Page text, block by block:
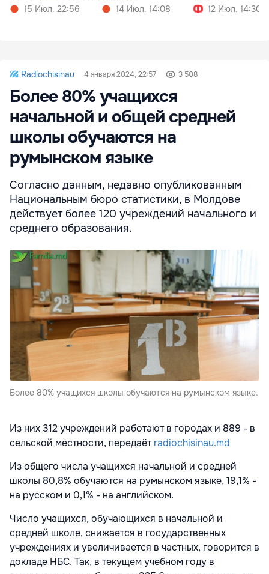
15 Июл. 22:56
14 Июл. 14:08
12 Июл. 14:30
Radiochisinau 4 января 2024, 22:57 3 508
Более 80% учащихся
начальной и общей средней
школы обучаются на
румынском языке
Согласно данным, недавно опубликованным
Национальным бюро статистики, в Молдове
действует более 120 учреждений начального и
среднего образования.
Более 80% учащихся школы обучаются на румынском языке.
Из них 312 учреждений работают в городах и 889 - в
сельской местности, передаётradiochisinau.md
Из общего числа учащихся начальной и средней
школы 80,8% обучаются на румынском языке, 19,1% -
на русском и 0,1% - на английском.
Число учащихся, обучающихся в начальной и
средней школе, снижается в государственных
учреждениях и увеличивается в частных, говорится в
докладе НБС. Так, в текущем учебном году в